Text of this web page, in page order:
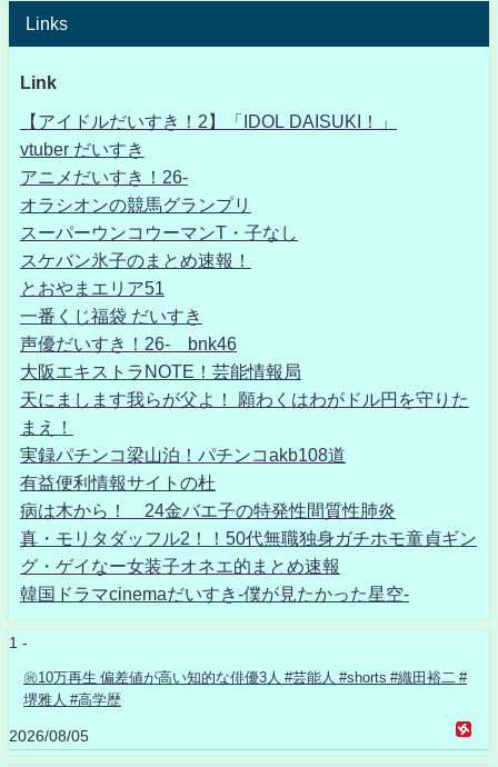
Links
Link
【アイドルだいすき！2】「IDOL DAISUKI！」
vtuber だいすき
アニメだいすき！26-
オラシオンの競馬グランプリ
スーパーウンコウーマンT・子なし
スケバン氷子のまとめ速報！
とおやまエリア51
一番くじ福袋 だいすき
声優だいすき！26- bnk46
大阪エキストラNOTE！芸能情報局
天にまします我らが父よ！ 願わくはわがドル円を守りた
まえ！
実録パチンコ梁山泊！パチンコakb108道
有益便利情報サイトの杜
病は木から！ 24金バエ子の特発性間質性肺炎
真・モリタダッフル2！！50代無職独身ガチホモ童貞ギン
グ・ゲイなー女装子オネエ的まとめ速報
韓国ドラマcinemaだいすき-僕が見たかった星空-
1 -
㊗️10万再生 偏差値が高い知的な俳優3人 #芸能人 #shorts #織田裕二 #
堺雅人 #高学歴
2026/08/05